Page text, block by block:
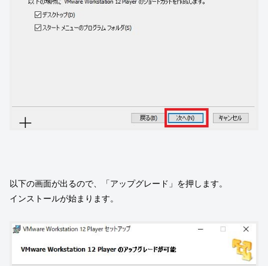
以下の画面が出るので、「アップグレード」を押します。
インストールが始まります。